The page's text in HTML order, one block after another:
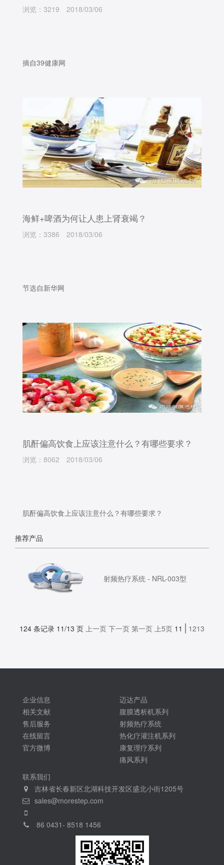
浏览：3219 2018/03/06
摘自39健康网
海鲜+啤酒为何让人患上肾衰竭？
浏览：3386 2018/03/06
节选自新华网
肌酐偏高饮食上应该注意什么？有哪些要求？
浏览：8062 2018/03/06
肌酐偏高饮食上应该注意什么？有哪些要求？
推荐产品
射频热疗系统 - NRL-003型
124 条记录 11/13 页 上一页 下一页 第一页 上5页 11 1213
企业信息
相关文献
售后服务
在线留言
官方微博
迈达产品
腹膜透析机系列
射频热疗系统
热化疗灌注机系列
康复理疗系列
痛风系列
联系我们
吉林省长春新区北湖科技开发区盛北小街1205号
sales@morestep.com
86 0431- 8518 1456